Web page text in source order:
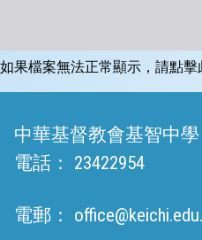
如果檔案無法正常顯示，請點擊
中華基督教會基智中學
電話：
23422954
電郵：